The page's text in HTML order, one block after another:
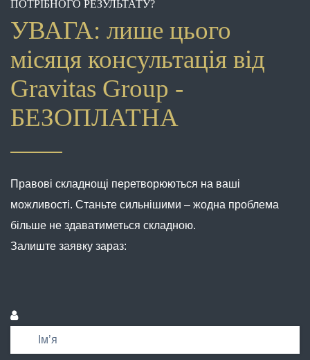
ПОТРІБНОГО РЕЗУЛЬТАТУ?
УВАГА: лише цього
місяця консультація від
Gravitas Group -
БЕЗОПЛАТНА
Правові складнощі перетворюються на ваші
можливості. Станьте сильнішими – жодна проблема
більше не здаватиметься складною.
Залиште заявку зараз: